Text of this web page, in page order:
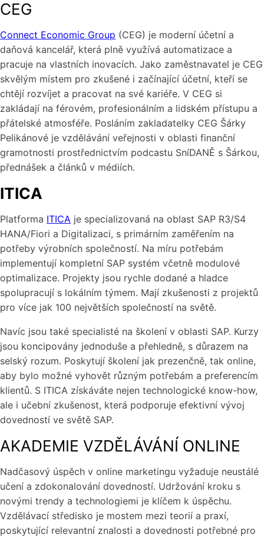
CEG
Connect Economic Group (CEG) je moderní účetní a
daňová kancelář, která plně využívá automatizace a
pracuje na vlastních inovacích. Jako zaměstnavatel je CEG
skvělým místem pro zkušené i začínající účetní, kteří se
chtějí rozvíjet a pracovat na své kariéře. V CEG si
zakládají na férovém, profesionálním a lidském přístupu a
přátelské atmosféře. Posláním zakladatelky CEG Šárky
Pelikánové je vzdělávání veřejnosti v oblasti finanční
gramotnosti prostřednictvím podcastu SníDANĚ s Šárkou,
přednášek a článků v médiích.
ITICA
Platforma ITICA je specializovaná na oblast SAP R3/S4
HANA/Fiori a Digitalizaci, s primárním zaměřením na
potřeby výrobních společností. Na míru potřebám
implementují kompletní SAP systém včetně modulové
optimalizace. Projekty jsou rychle dodané a hladce
spolupracují s lokálním týmem. Mají zkušenosti z projektů
pro více jak 100 největších společností na světě.
Navíc jsou také specialisté na školení v oblasti SAP. Kurzy
jsou koncipovány jednoduše a přehledně, s důrazem na
selský rozum. Poskytují školení jak prezenčně, tak online,
aby bylo možné vyhovět různým potřebám a preferencím
klientů. S ITICA získáváte nejen technologické know-how,
ale i učební zkušenost, která podporuje efektivní vývoj
dovedností ve světě SAP.
AKADEMIE VZDĚLÁVÁNÍ ONLINE
Nadčasový úspěch v online marketingu vyžaduje neustálé
učení a zdokonalování dovedností. Udržování kroku s
novými trendy a technologiemi je klíčem k úspěchu.
Vzdělávací středisko je mostem mezi teorií a praxí,
poskytující relevantní znalosti a dovednosti potřebné pro